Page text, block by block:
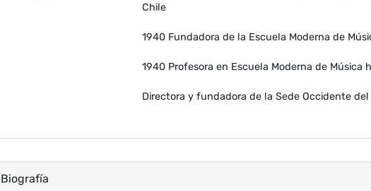
Chile
1940 Fundadora de la Escuela Moderna de
1940 Profesora en Escuela Moderna de
Directora y fundadora de la Sede Occidente
Biografía